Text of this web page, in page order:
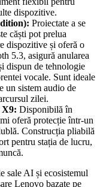
dispozitive.
Proiectate a se
căști pot prelua
dispozitive și oferă o
5.3, asigură anularea
dispun de tehnologie
vocale. Sunt ideale
un sistem audio de
zilei.
X9: Disponibilă în
oferă protecție într-un
Construcția pliabilă
pentru stația de lucru,
sale AI și ecosistemul
Lenovo bazate pe